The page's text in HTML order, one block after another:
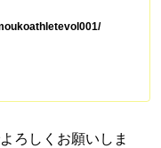
ろしくお願いしま